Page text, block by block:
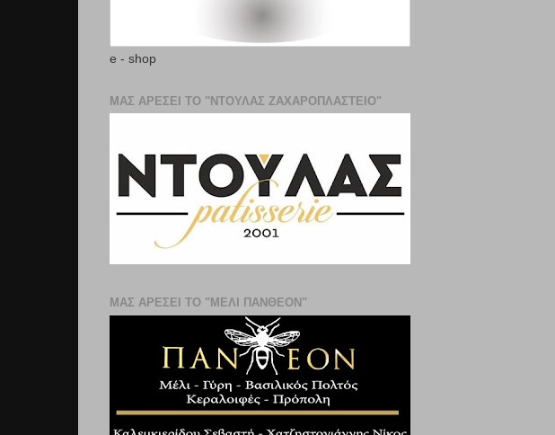
e - shop
ΜΑΣ ΑΡΕΣΕΙ ΤΟ "ΝΤΟΥΛΑΣ ΖΑΧΑΡΟΠΛΑΣΤΕΊΟ"
ΜΑΣ ΑΡΕΣΕΙ ΤΟ "ΜΕΛΙ ΠΑΝΘΕΟΝ"